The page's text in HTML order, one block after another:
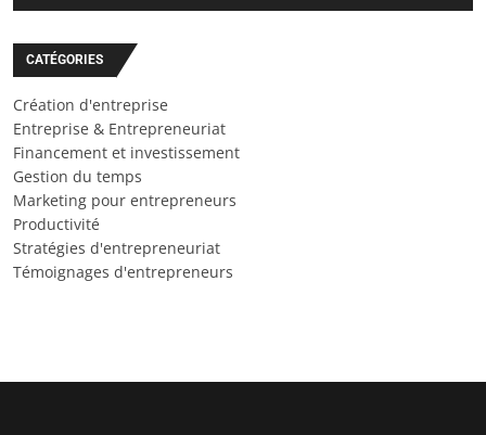
CATÉGORIES
Création d'entreprise
Entreprise & Entrepreneuriat
Financement et investissement
Gestion du temps
Marketing pour entrepreneurs
Productivité
Stratégies d'entrepreneuriat
Témoignages d'entrepreneurs